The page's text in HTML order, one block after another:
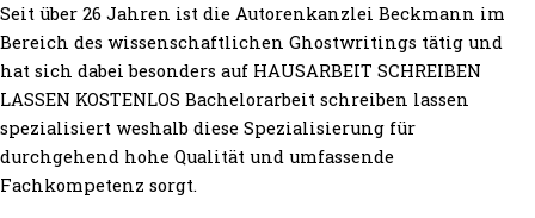
Seit über 26 Jahren ist die Autorenkanzlei Beckmann im
Bereich des wissenschaftlichen Ghostwritings tätig und
hat sich dabei besonders auf HAUSARBEIT SCHREIBEN
LASSEN KOSTENLOS Bachelorarbeit schreiben lassen
spezialisiert weshalb diese Spezialisierung für
durchgehend hohe Qualität und umfassende
Fachkompetenz sorgt.